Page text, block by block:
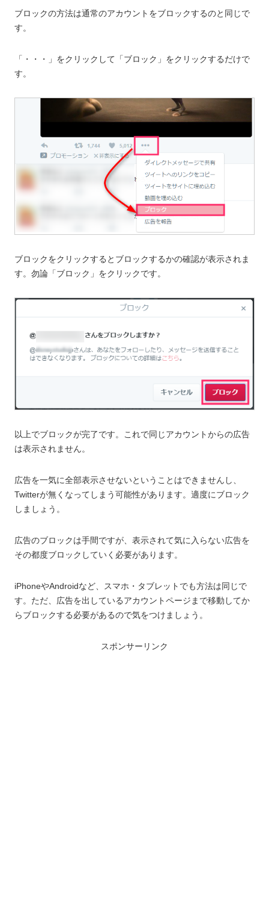
ブロックの方法は通常のアカウントをブロックするのと同じで
す。
「・・・」をクリックして「ブロック」をクリックするだけで
す。
ブロックをクリックするとブロックするかの確認が表示されま
す。勿論「ブロック」をクリックです。
以上でブロックが完了です。これで同じアカウントからの広告
は表示されません。
広告を一気に全部表示させないということはできませんし、
Twitterが無くなってしまう可能性があります。適度にブロック
しましょう。
広告のブロックは手間ですが、表示されて気に入らない広告を
その都度ブロックしていく必要があります。
iPhoneやAndroidなど、スマホ・タブレットでも方法は同じで
す。ただ、広告を出しているアカウントページまで移動してか
らブロックする必要があるので気をつけましょう。
スポンサーリンク